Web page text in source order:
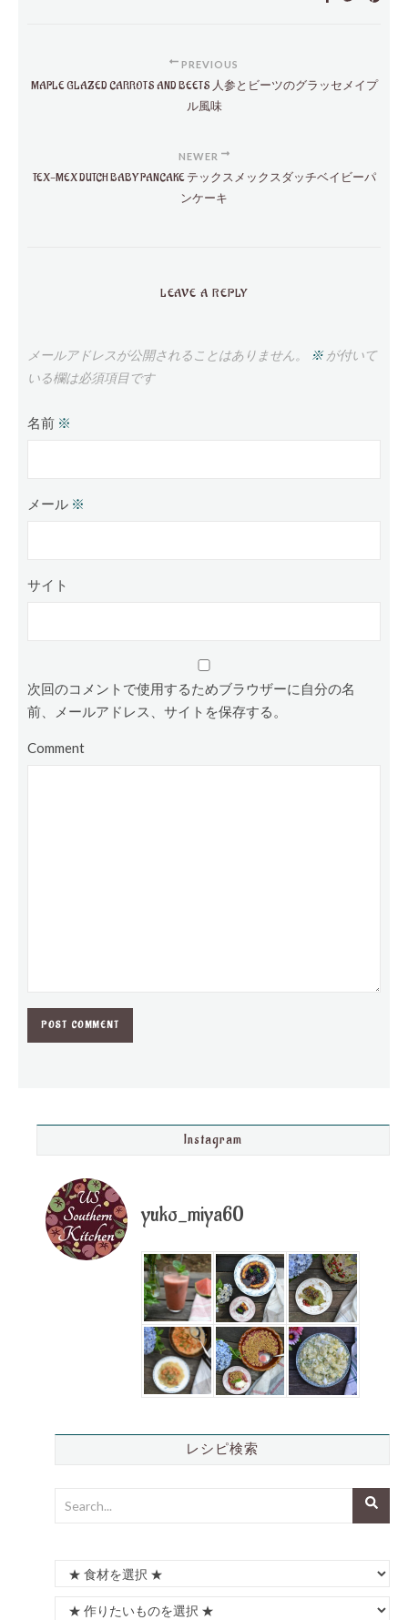
PREVIOUS
MAPLE GLAZED CARROTS AND BEETS 人参とビーツのグラッセメイプ
ル風味
NEWER
TEX-MEX DUTCH BABY PANCAKE テックスメックスダッチベイビーパ
ンケーキ
LEAVE A REPLY
メールアドレスが公開されることはありません。 ※が付いて
いる欄は必須項目です
名前 ※
メール ※
サイト
次回のコメントで使用するためブラウザーに自分の名
前、メールアドレス、サイトを保存する。
Comment
Instagram
yuko_miya60
レシピ検索